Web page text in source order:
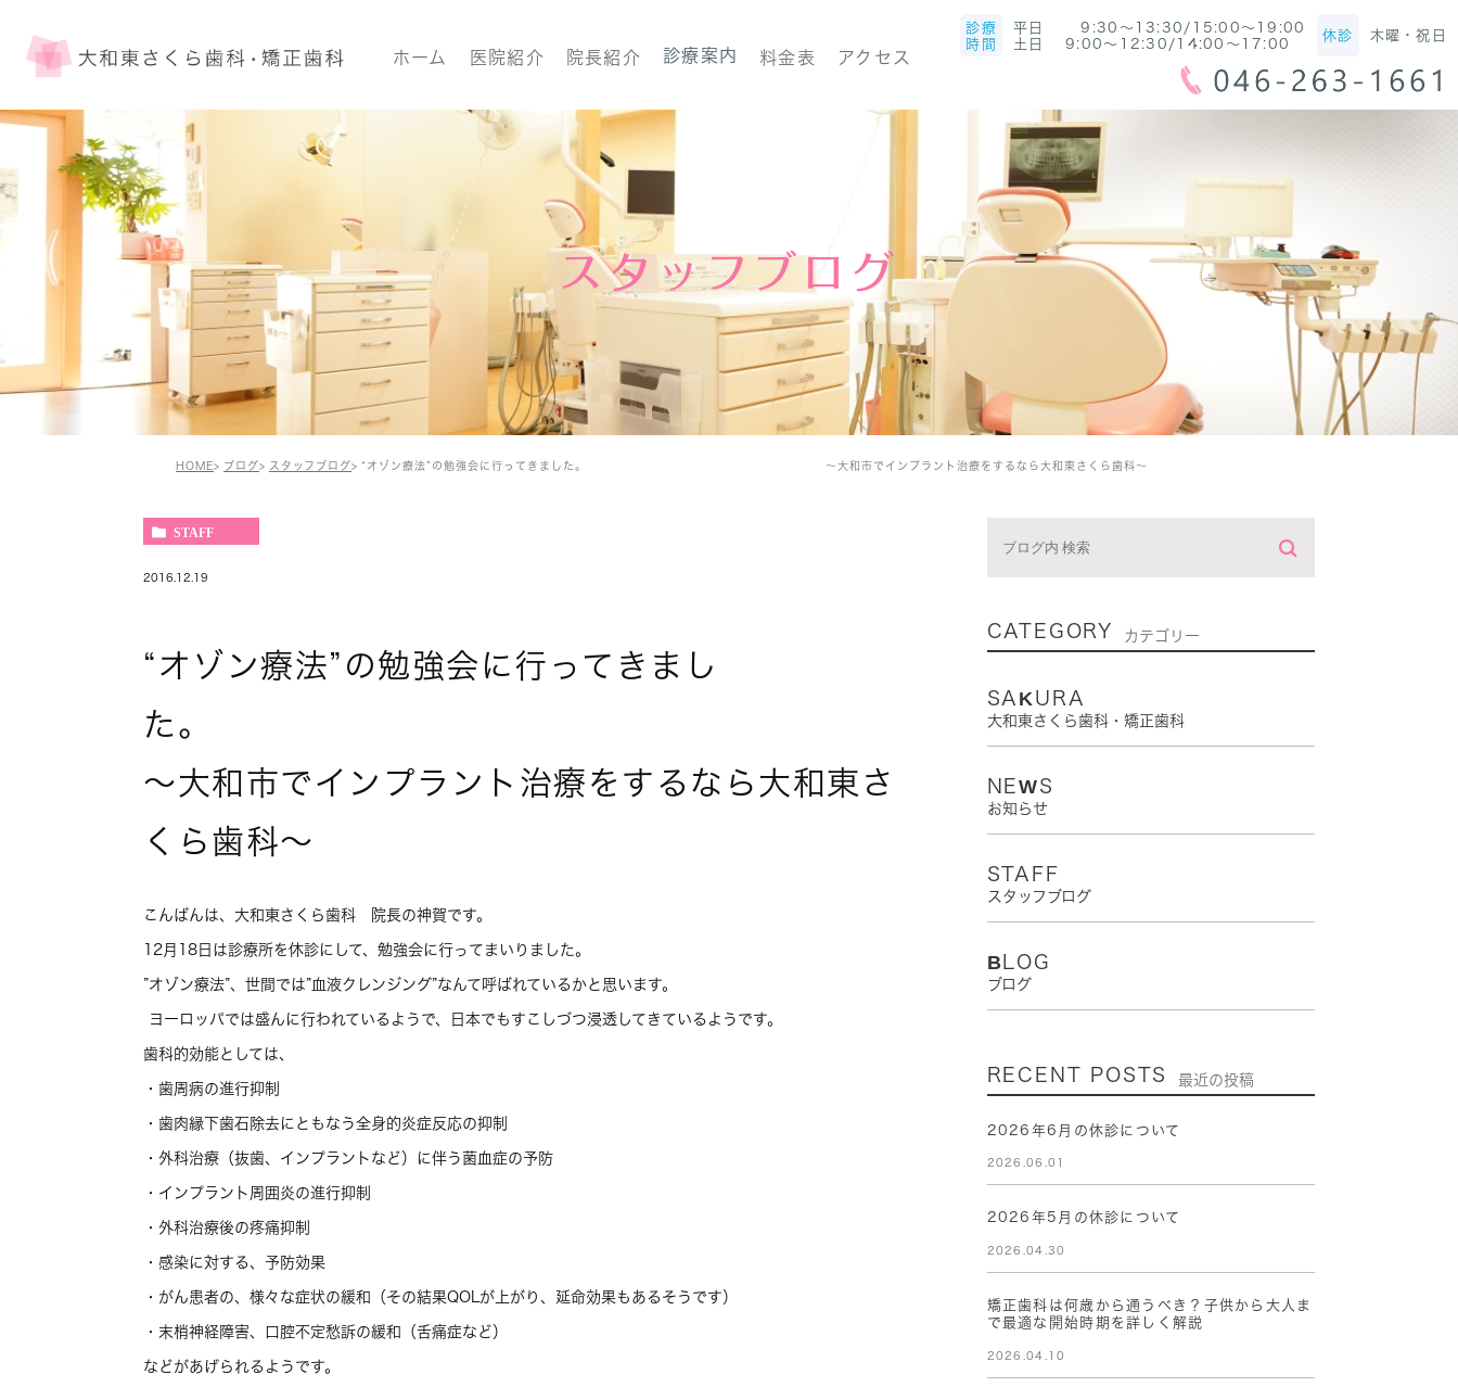
ホーム 医院紹介 院長紹介 診療案内 料金表 アクセス
診療
時間
平日 9:30～13:30/15:00～19:00
土日 9:00～12:30/14:00～17:00
休診 木曜・祝日
スタッフブログ
HOME ブログ スタッフブログ “オゾン療法”の勉強会に行ってきました。 ～大和市でインプラント治療をするなら大和東さくら歯科～
STAFF
2016.12.19
“オゾン療法”の勉強会に行ってきまし
た。
～大和市でインプラント治療をするなら大和東さ
くら歯科～
こんばんは、大和東さくら歯科 院長の神賀です。
12月18日は診療所を休診にして、勉強会に行ってまいりました。
”オゾン療法”、世間では”血液クレンジング”なんて呼ばれているかと思います。
ヨーロッパでは盛んに行われているようで、日本でもすこしづつ浸透してきているようです。
歯科的効能としては、
・歯周病の進行抑制
・歯肉縁下歯石除去にともなう全身的炎症反応の抑制
・外科治療（抜歯、インプラントなど）に伴う菌血症の予防
・インプラント周囲炎の進行抑制
・外科治療後の疼痛抑制
・感染に対する、予防効果
・がん患者の、様々な症状の緩和（その結果QOLが上がり、延命効果もあるそうです）
・末梢神経障害、口腔不定愁訴の緩和（舌痛症など）
などがあげられるようです。
CATEGORY カテゴリー
SAKURA
大和東さくら歯科・矯正歯科
NEWS
お知らせ
STAFF
スタッフブログ
BLOG
ブログ
RECENT POSTS 最近の投稿
2026年6月の休診について
2026.06.01
2026年5月の休診について
2026.04.30
矯正歯科は何歳から通うべき？子供から大人ま
で最適な開始時期を詳しく解説
2026.04.10